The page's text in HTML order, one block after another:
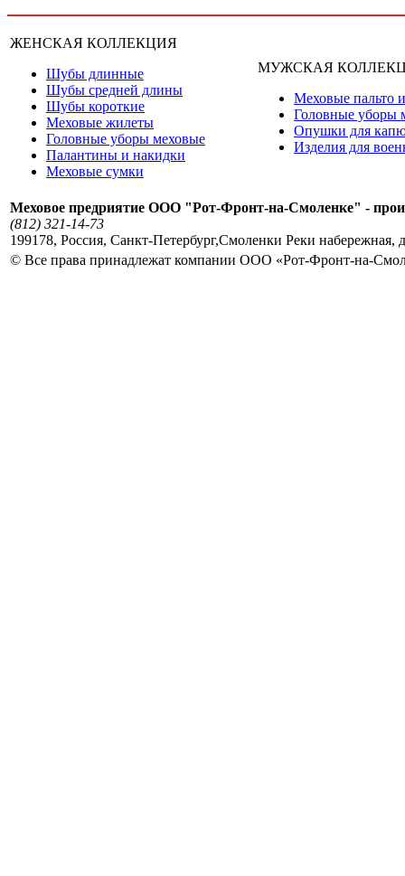
ЖЕНСКАЯ КОЛЛЕКЦИЯ
Шубы длинные
Шубы средней длины
Шубы короткие
Меховые жилеты
Головные уборы меховые
Палантины и накидки
Меховые сумки
МУЖСКАЯ
Меховые пальто
Головные уборы
Опушки для
Изделия для
Меховое предриятие ООО "Рот-Фронт-на-Смоленке" -
(812) 321-14-73
199178, Россия, Санкт-Петербург,Смоленки Реки набережная,
© Все права принадлежат компании ООО «Рот-Фронт-на-